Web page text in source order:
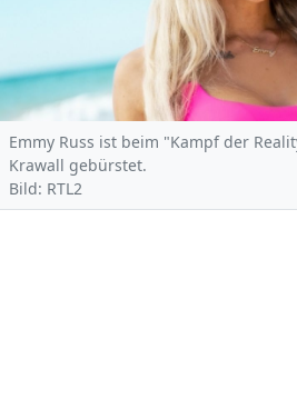
Emmy Russ ist beim "Kampf der
Krawall gebürstet.
Bild: RTL2